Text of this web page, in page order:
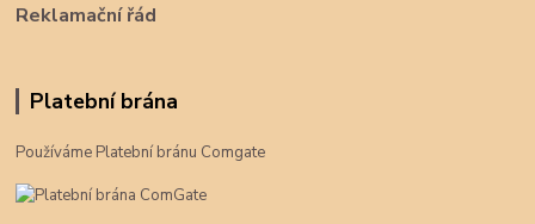
Reklamační řád
Platební brána
Používáme Platební bránu Comgate